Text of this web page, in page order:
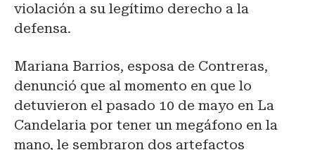
violación a su legítimo derecho a la
defensa.
Mariana Barrios, esposa de Contreras,
denunció que al momento en que lo
detuvieron el pasado 10 de mayo en La
Candelaria por tener un megáfono en la
mano, le sembraron dos artefactos